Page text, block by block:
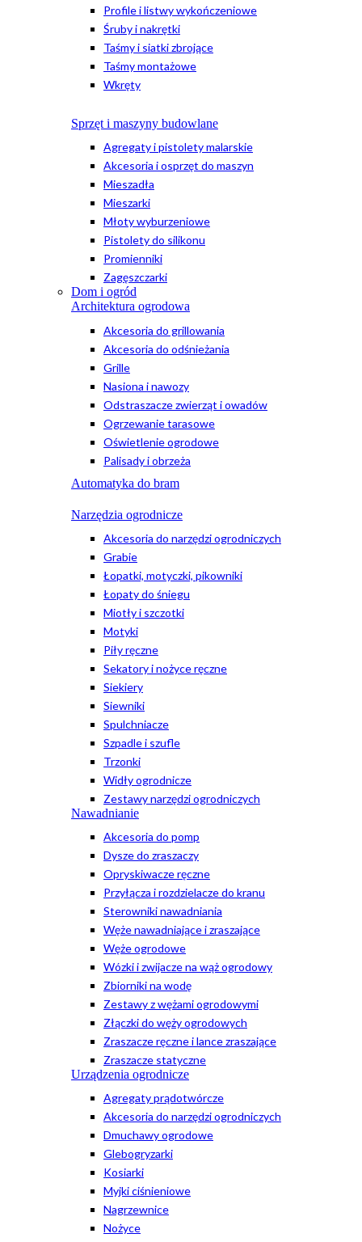
Profile i listwy wykończeniowe
Śruby i nakrętki
Taśmy i siatki zbrojące
Taśmy montażowe
Wkręty
Sprzęt i maszyny budowlane
Agregaty i pistolety malarskie
Akcesoria i osprzęt do maszyn
Mieszadła
Mieszarki
Młoty wyburzeniowe
Pistolety do silikonu
Promienniki
Zagęszczarki
Dom i ogród
Architektura ogrodowa
Akcesoria do grillowania
Akcesoria do odśnieżania
Grille
Nasiona i nawozy
Odstraszacze zwierząt i owadów
Ogrzewanie tarasowe
Oświetlenie ogrodowe
Palisady i obrzeża
Automatyka do bram
Narzędzia ogrodnicze
Akcesoria do narzędzi ogrodniczych
Grabie
Łopatki, motyczki, pikowniki
Łopaty do śniegu
Miotły i szczotki
Motyki
Piły ręczne
Sekatory i nożyce ręczne
Siekiery
Siewniki
Spulchniacze
Szpadle i szufle
Trzonki
Widły ogrodnicze
Zestawy narzędzi ogrodniczych
Nawadnianie
Akcesoria do pomp
Dysze do zraszaczy
Opryskiwacze ręczne
Przyłącza i rozdzielacze do kranu
Sterowniki nawadniania
Węże nawadniające i zraszające
Węże ogrodowe
Wózki i zwijacze na wąż ogrodowy
Zbiorniki na wodę
Zestawy z wężami ogrodowymi
Złączki do węży ogrodowych
Zraszacze ręczne i lance zraszające
Zraszacze statyczne
Urządzenia ogrodnicze
Agregaty prądotwórcze
Akcesoria do narzędzi ogrodniczych
Dmuchawy ogrodowe
Glebogryzarki
Kosiarki
Myjki ciśnieniowe
Nagrzewnice
Nożyce